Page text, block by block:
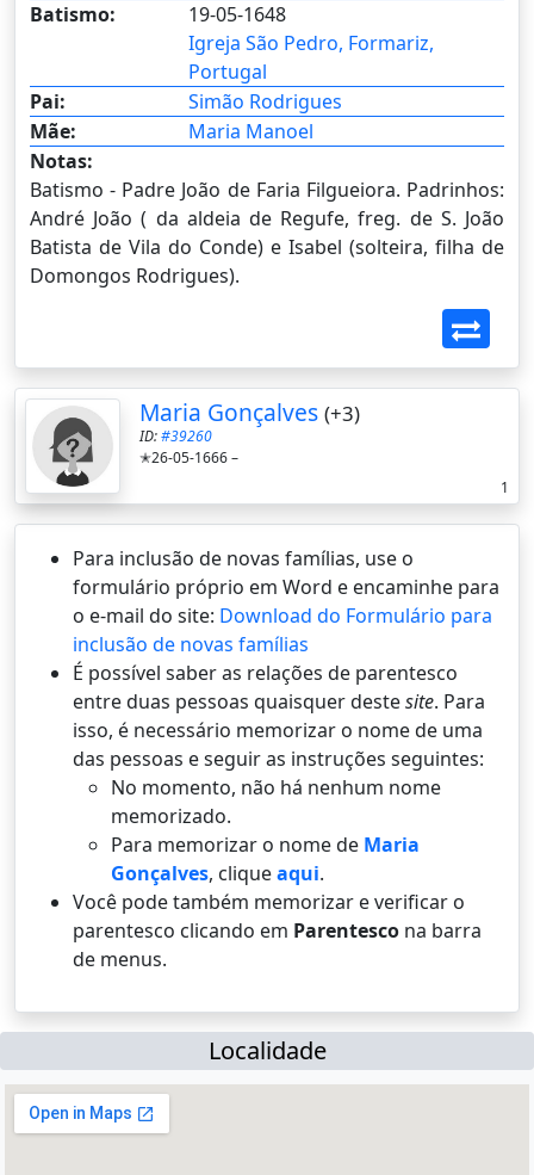
Batismo:
19-05-1648
Igreja São Pedro, Formariz,
Portugal
Pai:
Simão Rodrigues
Mãe:
Maria Manoel
Notas:
Batismo - Padre João de Faria Filgueiora. Padrinhos:
André João ( da aldeia de Regufe, freg. de S. João
Batista de Vila do Conde) e Isabel (solteira, filha de
Domongos Rodrigues).
Maria Gonçalves (+3)
ID:#39260
✭26-05-1666 –
1
Para inclusão de novas famílias, use o
formulário próprio em Word e encaminhe para
o e-mail do site: Download do Formulário para
inclusão de novas famílias
É possí­vel saber as relações de parentesco
entre duas pessoas quaisquer destesite. Para
isso, é necessário memorizar o nome de uma
das pessoas e seguir as instruções seguintes:
No momento, não há nenhum nome
memorizado.
Para memorizar o nome de Maria
Gonçalves, cliqueaqui.
Você pode também memorizar e verificar o
parentesco clicando em Parentesco na barra
de menus.
Localidade